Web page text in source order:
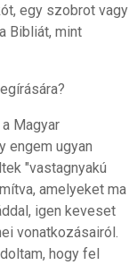
egy szobrot vagy
Bibliát, mint
Magyar
engem ugyan
"vastagnyakú
amelyeket ma
igen keveset
vonatkozásairól.
hogy fel